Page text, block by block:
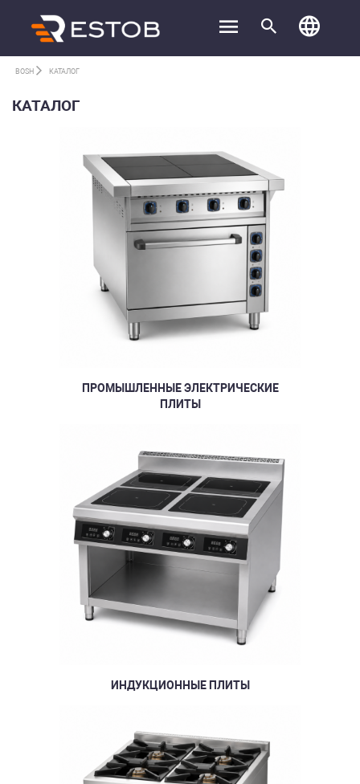
BOSH КАТАЛОГ
КАТАЛОГ
ПРОМЫШЛЕННЫЕ ЭЛЕКТРИЧЕСКИЕ
ПЛИТЫ
ИНДУКЦИОННЫЕ ПЛИТЫ